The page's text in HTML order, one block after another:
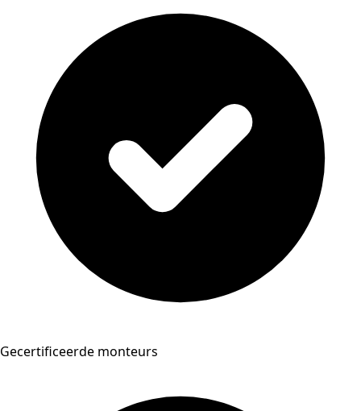
Gecertificeerde monteurs